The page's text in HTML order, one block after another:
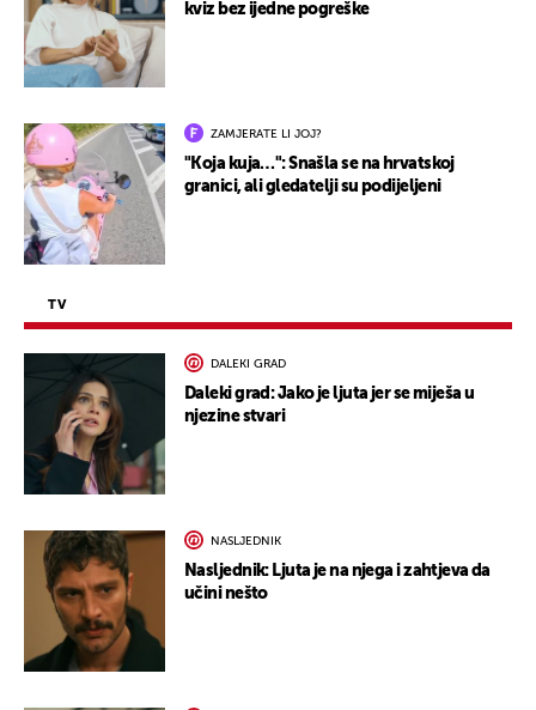
kviz bez ijedne pogreške
ZAMJERATE LI JOJ?
"Koja kuja…": Snašla se na hrvatskoj
granici, ali gledatelji su podijeljeni
TV
DALEKI GRAD
Daleki grad: Jako je ljuta jer se miješa u
njezine stvari
NASLJEDNIK
Nasljednik: Ljuta je na njega i zahtjeva da
učini nešto